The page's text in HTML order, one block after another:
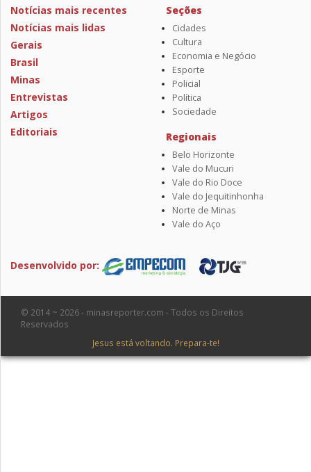
Notícias mais recentes
Notícias mais lidas
Gerais
Brasil
Minas
Entrevistas
Artigos
Editoriais
Seções
Cidades
Cultura
Economia e Negócio
Esporte
Policial
Política
Sociedade
Regionais
Belo Horizonte
Vale do Mucuri
Vale do Rio Doce
Vale do Jequitinhonha
Norte de Minas
Vale do Aço
Desenvolvido por:
© 2014 ~ 2026 - minasreporter.com - Todos os Direitos
Reservados
Jesus está voltando. Prepara-te!